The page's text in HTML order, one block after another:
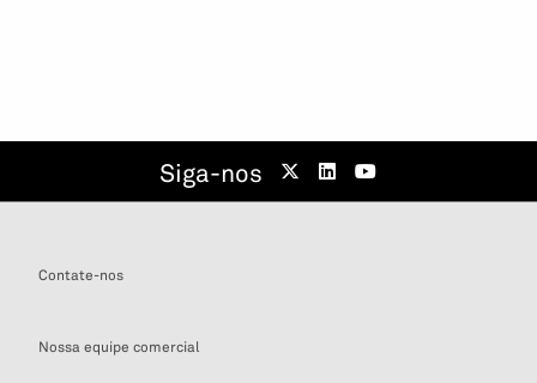
Siga-nos
Contate-nos
Nossa equipe comercial